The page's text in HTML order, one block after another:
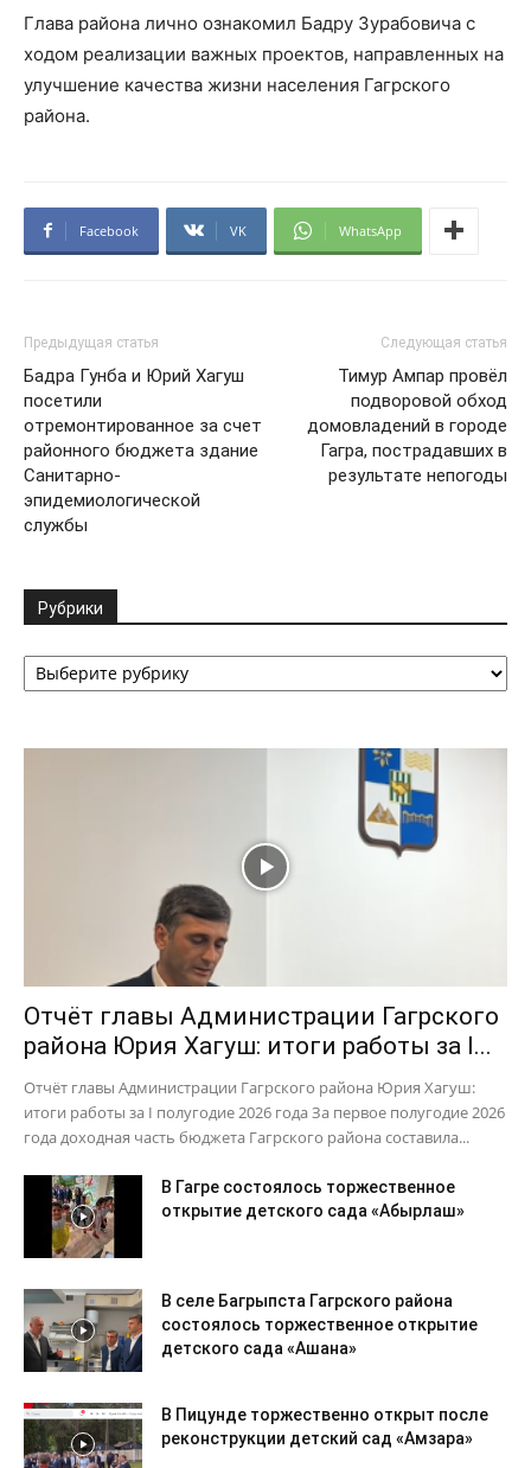
Глава района лично ознакомил Бадру Зурабовича с
ходом реализации важных проектов, направленных на
улучшение качества жизни населения Гагрского
района.
Facebook VK WhatsApp
Предыдущая статья
Бадра Гунба и Юрий Хагуш
посетили
отремонтированное за счет
районного бюджета здание
Санитарно-
эпидемиологической
службы
Следующая статья
Тимур Ампар провёл
подворовой обход
домовладений в городе
Гагра, пострадавших в
результате непогоды
Рубрики
Рубрики
Отчёт главы Администрации Гагрского
района Юрия Хагуш: итоги работы за I...
Отчёт главы Администрации Гагрского района Юрия Хагуш:
итоги работы за I полугодие 2026 года За первое полугодие 2026
года доходная часть бюджета Гагрского района составила...
В Гагре состоялось торжественное
открытие детского сада «Абырлаш»
В селе Багрыпста Гагрского района
состоялось торжественное открытие
детского сада «Ашана»
В Пицунде торжественно открыт после
реконструкции детский сад «Амзара»